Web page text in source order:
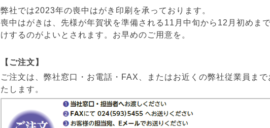
弊社では2023年の喪中はがき印刷を承っております。
喪中はがきは、先様が年賀状を準備される11月中旬から12月初めま
けするのがよいとされます。お早めのご用意を。
【ご注文】
ご注文は、弊社窓口・お電話・FAX、またはお近くの弊社従業員まで
たします。